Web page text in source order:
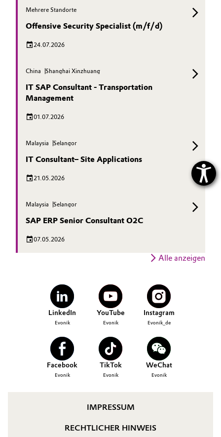
Mehrere Standorte
Offensive Security Specialist (m/f/d)
24.07.2026
China Shanghai Xinzhuang
IT SAP Consultant - Transportation
Management
01.07.2026
Malaysia Selangor
IT Consultant– Site Applications
21.05.2026
Malaysia Selangor
SAP ERP Senior Consultant O2C
07.05.2026
Alle anzeigen
LinkedIn
Evonik
YouTube
Evonik
Instagram
Evonik_de
Facebook
Evonik
TikTok
Evonik
WeChat
Evonik
IMPRESSUM
RECHTLICHER HINWEIS